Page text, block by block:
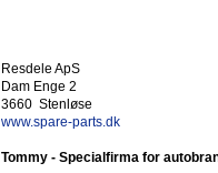
Resdele ApS
Dam Enge 2
3660 Stenløse
www.spare-parts.dk
Tommy - Specialfirma for